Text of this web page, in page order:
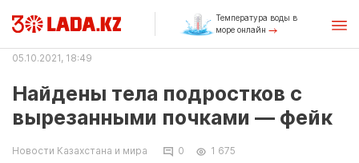
Температура воды в
море онлайн
05.10.2021, 18:49
Найдены тела подростков с
вырезанными почками — фейк
Новости Казахстана и мира 0 1 675